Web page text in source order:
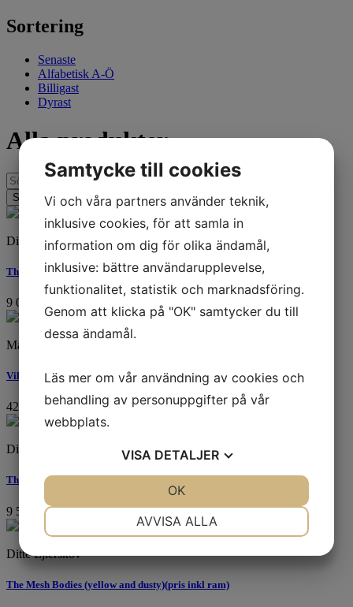
Sortering
Senaste
Alfabetisk A-Ö
Billigast
Dyrast
Alla produkter
Ditte Ejlerskov
The Hand Lock (yellow) (pris inkl ram)
9 000
Mattias Sammekull
Vilsen Lycka.
42 000 kr
Ditte Ejlerskov
The Mesh Portrait (inverted grey)
9 500 kr
Ditte Ejlerskov
The Mesh Bodies (yellow and dusty)(pris inkl ram)
Samtycke till cookies
Vi och våra partners använder teknik,
inklusive cookies, för att samla in
information om dig för olika ändamål,
inklusive: bättre användarupplevelse,
funktionalitet, statistik och marknadsföring.
Genom att klicka på "OK" samtycker du till
dessa ändamål.
Läs mer om vår användning av cookies och
behandling av personuppgifter på vår
webbplats.
VISA DETALJER
AVVISA ALLA
OK